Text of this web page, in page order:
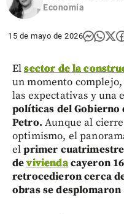
Economía
15 de mayo de 2026
Elsector de la
un momento
las expectativas y una
políticas del Gobierno
Petro. Aunque al
optimismo, el
elprimer cuatrimestre
deviviendacayeron
retrocedieron cerca
obras se desplomaron